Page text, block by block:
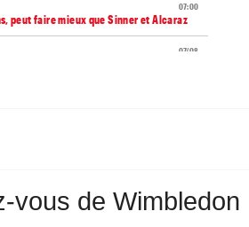
07:00
peut faire mieux que Sinner et Alcaraz
07/08
son forfait : "Je pouvais à peine servir""
plus lent que la terre battue"
vous de Wimbledon